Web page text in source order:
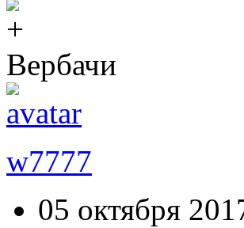
Вербачи
w7777
05 октября